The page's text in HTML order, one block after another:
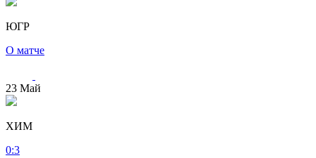
ЮГР
О матче
23 Май
ХИМ
0:3